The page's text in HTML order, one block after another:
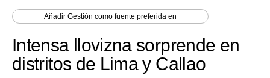
Economía
AñadirGestión como fuente preferida en
Intensa llovizna sorprende en
distritos de Lima y Callao